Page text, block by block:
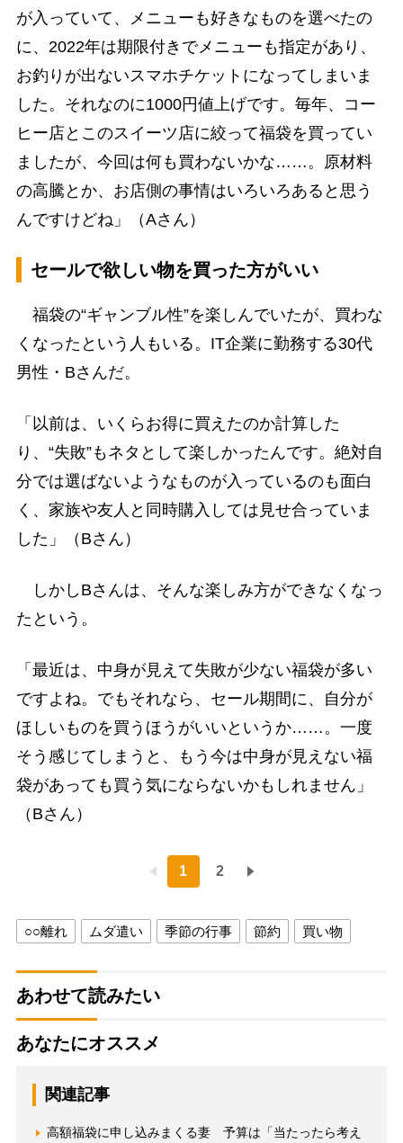
が入っていて、メニューも好きなものを選べたの
に、2022年は期限付きでメニューも指定があり、
お釣りが出ないスマホチケットになってしまいま
した。それなのに1000円値上げです。毎年、コー
ヒー店とこのスイーツ店に絞って福袋を買ってい
ましたが、今回は何も買わないかな……。原材料
の高騰とか、お店側の事情はいろいろあると思う
んですけどね」（Aさん）
セールで欲しい物を買った方がいい
福袋の“ギャンブル性”を楽しんでいたが、買わな
くなったという人もいる。IT企業に勤務する30代
男性・Bさんだ。
「以前は、いくらお得に買えたのか計算した
り、“失敗”もネタとして楽しかったんです。絶対自
分では選ばないようなものが入っているのも面白
く、家族や友人と同時購入しては見せ合っていま
した」（Bさん）
しかしBさんは、そんな楽しみ方ができなくなっ
たという。
「最近は、中身が見えて失敗が少ない福袋が多い
ですよね。でもそれなら、セール期間に、自分が
ほしいものを買うほうがいいというか……。一度
そう感じてしまうと、もう今は中身が見えない福
袋があっても買う気にならないかもしれません」
（Bさん）
1 2
○○離れ ムダ遣い 季節の行事 節約 買い物
あわせて読みたい
あなたにオススメ
関連記事
高額福袋に申し込みまくる妻 予算は「当たったら考え